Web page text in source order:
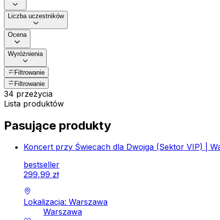
Liczba uczestników
Ocena
Wyróżnienia
Filtrowanie
Filtrowanie
34 przeżycia
Lista produktów
Pasujące produkty
Koncert przy Świecach dla Dwojga (Sektor VIP) |
bestseller
299,99 zł
Lokalizacja: Warszawa
Warszawa